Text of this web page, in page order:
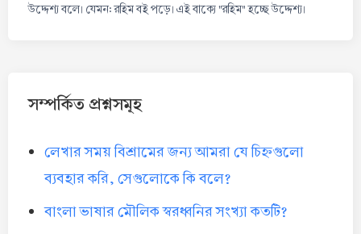
উদ্দেশ্য বলে। যেমন: রহিম বই পড়ে। এই বাক্যে "রহিম" হচ্ছে উদ্দেশ্য।
সম্পর্কিত প্রশ্নসমূহ
লেখার সময় বিশ্রামের জন্য আমরা যে চিহ্নগুলো
ব্যবহার করি, সেগুলোকে কি বলে?
বাংলা ভাষার মৌলিক স্বরধ্বনির সংখ্যা কতটি?